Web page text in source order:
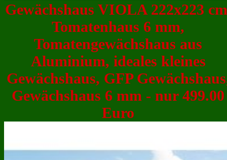
Gewächshaus VIOLA 222x223
Tomatenhaus 6 mm,
Tomatengewächshaus aus
Aluminium, ideales kleines
Gewächshaus, GFP
Gewächshaus 6 mm - nur 499.00
Euro